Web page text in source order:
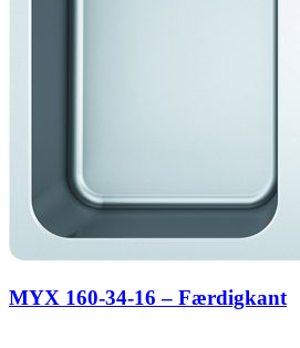
MYX 160-34-16 – Færdigkant